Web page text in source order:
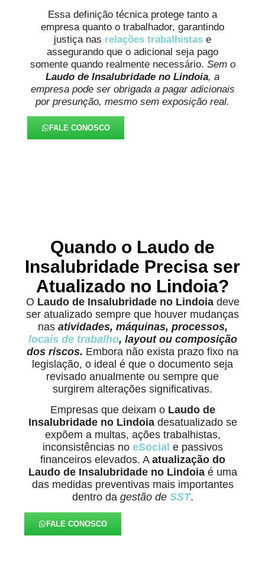
Essa definição técnica protege tanto a
empresa quanto o trabalhador, garantindo
justiça nas relações trabalhistas e
assegurando que o adicional seja pago
somente quando realmente necessário. Sem o
Laudo de Insalubridade no Lindoia, a
empresa pode ser obrigada a pagar adicionais
por presunção, mesmo sem exposição real.
FALE CONOSCO
Quando o Laudo de
Insalubridade Precisa ser
Atualizado no Lindoia?
O Laudo de Insalubridade no Lindoiadeve
ser atualizado sempre que houver mudanças
nas atividades, máquinas, processos,
locais de trabalho, layout ou composição
dos riscos. Embora não exista prazo fixo na
legislação, o ideal é que o documento seja
revisado anualmente ou sempre que
surgirem alterações significativas.
Empresas que deixam o Laudo de
Insalubridade no Lindoiadesatualizado se
expõem a multas, ações trabalhistas,
inconsistências no eSocial e passivos
financeiros elevados. A atualização do
Laudo de Insalubridade no Lindoiaé uma
das medidas preventivas mais importantes
dentro da gestão de SST.
FALE CONOSCO